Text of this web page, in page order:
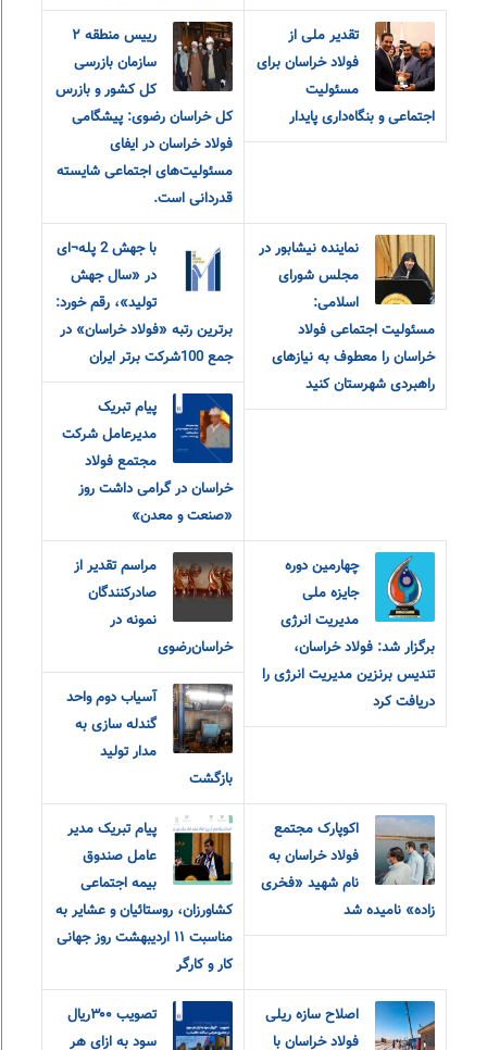
تقدیر ملی از
فولاد خراسان برای
مسئولیت
اجتماعی و بنگاه‌داری پایدار
رییس منطقه ٢
سازمان بازرسی
کل کشور و بازرس
کل خراسان رضوی: پیشگامی
فولاد خراسان در ایفای
مسئولیت‌های اجتماعی شایسته
قدردانی است.
نماینده نیشابور در
مجلس شورای
اسلامی:
مسئولیت اجتماعی فولاد
خراسان را معطوف به نیازهای
راهبردی شهرستان کنید
با جهش 2 پله¬ای
در «سال جهش
تولید»، رقم خورد:
برترین رتبه «فولاد خراسان» در
جمع 100شرکت برتر ایران
پیام تبریک
مدیرعامل شرکت
مجتمع فولاد
خراسان در گرامی داشت روز
«صنعت و معدن»
چهارمین دوره
جایزه ملی
مدیریت انرژی
برگزار شد: فولاد خراسان،
تندیس برنزین مدیریت انرژی را
دریافت کرد
مراسم تقدیر از
صادرکنندگان
نمونه در
خراسان‌رضوی
آسیاب دوم واحد
گندله سازی به
مدار تولید
بازگشت
اکوپارک مجتمع
فولاد خراسان به
نام شهید «فخری
زاده» نامیده شد
پیام تبریک مدیر
عامل صندوق
بیمه اجتماعی
کشاورزان، روستائیان و عشایر به
مناسبت ۱۱ اردیبهشت روز جهانی
کار و کارگر
اصلاح سازه ریلی
فولاد خراسان با
تصویب ۳۰۰ریال
سود به ازای هر